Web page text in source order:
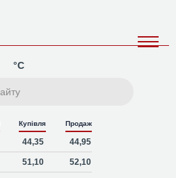
°C
Купівля Продаж
44,35 44,95
51,10 52,10